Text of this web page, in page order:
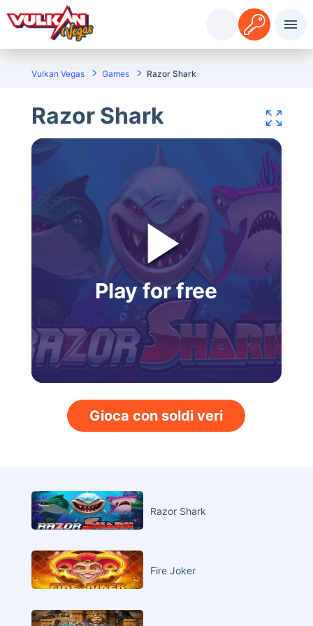
Registrazione
Vulkan Vegas Games Razor Shark
Razor Shark
Fire Joker
Razor Shark
Play for free
Gioca con soldi veri